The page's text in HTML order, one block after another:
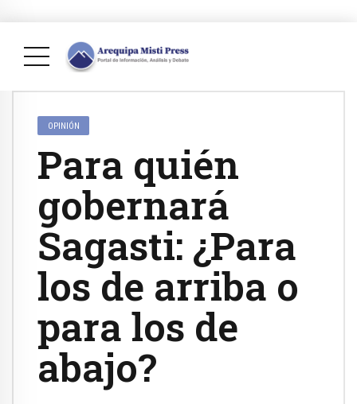
OPINIÓN
Para quién
gobernará
Sagasti: ¿Para
los de arriba o
para los de
abajo?